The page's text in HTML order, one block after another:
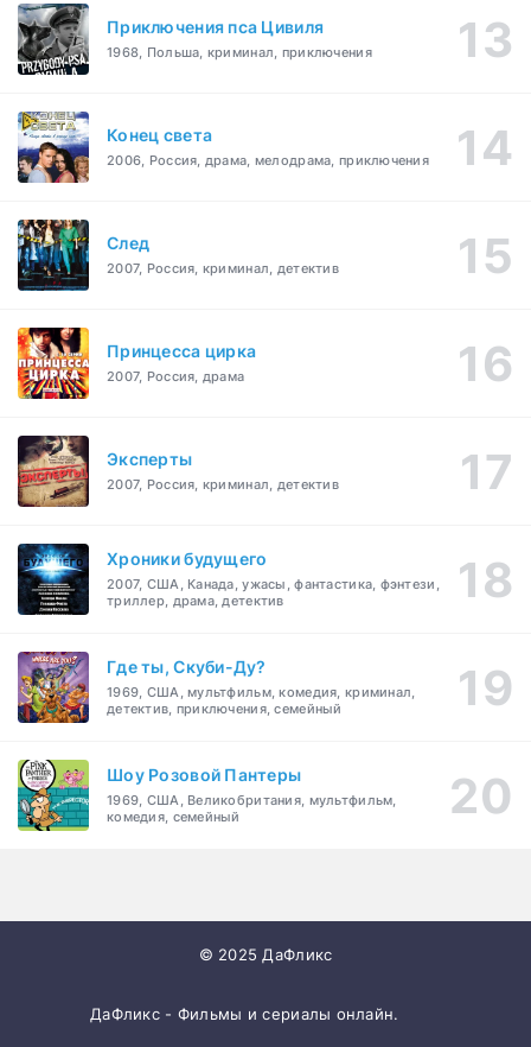
Приключения пса Цивиля
1968, Польша, криминал, приключения
Конец света
2006, Россия, драма, мелодрама, приключения
След
2007, Россия, криминал, детектив
Принцесса цирка
2007, Россия, драма
Эксперты
2007, Россия, криминал, детектив
Хроники будущего
2007, США, Канада, ужасы, фантастика, фэнтези,
триллер, драма, детектив
Где ты, Скуби-Ду?
1969, США, мультфильм, комедия, криминал,
детектив, приключения, семейный
Шоу Розовой Пантеры
1969, США, Великобритания, мультфильм,
комедия, семейный
© 2025 ДаФликс
ДаФликс - Фильмы и сериалы онлайн.